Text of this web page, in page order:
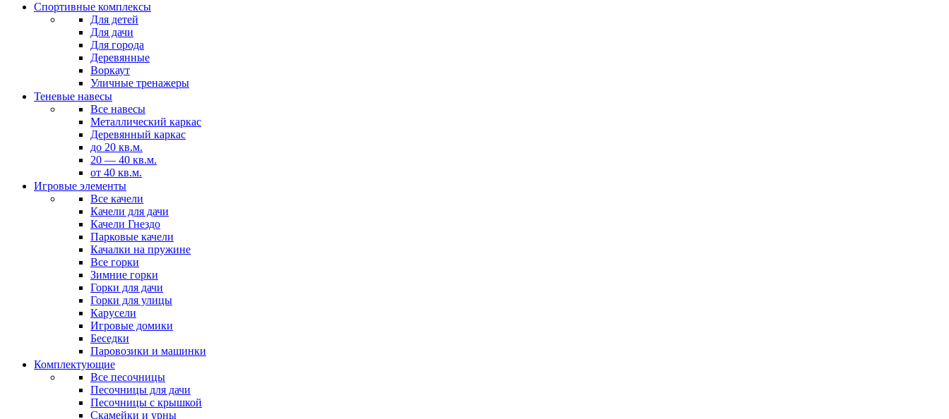
Спортивные комплексы
Для детей
Для дачи
Для города
Деревянные
Воркаут
Уличные тренажеры
Теневые навесы
Все навесы
Металлический каркас
Деревянный каркас
до 20 кв.м.
20 — 40 кв.м.
от 40 кв.м.
Игровые элементы
Все качели
Качели для дачи
Качели Гнездо
Парковые качели
Качалки на пружине
Все горки
Зимние горки
Горки для дачи
Горки для улицы
Карусели
Игровые домики
Беседки
Паровозики и машинки
Комплектующие
Все песочницы
Песочницы для дачи
Песочницы с крышкой
Скамейки и урны